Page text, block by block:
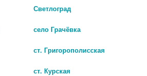
Светлоград
село Грачёвка
ст. Григорополисская
ст. Курская